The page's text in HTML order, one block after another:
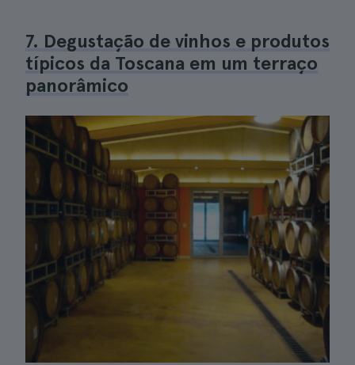
7. Degustação de vinhos e produtos
típicos da Toscana em um terraço
panorâmico